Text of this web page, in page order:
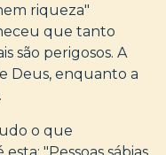
riqueza"
que tanto
são perigosos. A
Deus, enquanto a
o que